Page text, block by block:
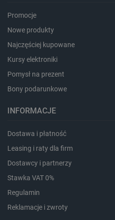
Promocje
Nowe produkty
Najczęściej kupowane
Kursy elektroniki
Pomysł na prezent
Bony podarunkowe
INFORMACJE
Dostawa i płatność
Leasing i raty dla firm
Dostawcy i partnerzy
Stawka VAT 0%
Regulamin
Reklamacje i zwroty
_smvs